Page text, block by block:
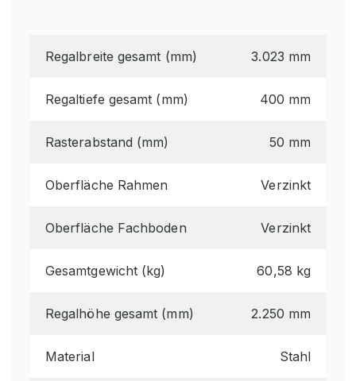
Regalbreite gesamt (mm) 3.023 mm
Regaltiefe gesamt (mm) 400 mm
Rasterabstand (mm) 50 mm
Oberfläche Rahmen Verzinkt
Oberfläche Fachboden Verzinkt
Gesamtgewicht (kg) 60,58 kg
Regalhöhe gesamt (mm) 2.250 mm
Material Stahl